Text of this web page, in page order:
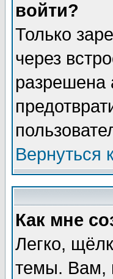
войти?
Только
через
разрешена
Вернуться
Как мне
Легко,
темы. Вам,